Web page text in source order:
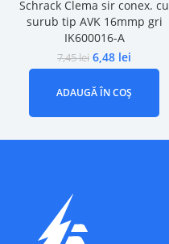
Schrack Clema sir conex. cu
surub tip AVK 16mmp gri
IK600016-A
7,45lei 6,48 lei
ADAUGĂ ÎN COȘ